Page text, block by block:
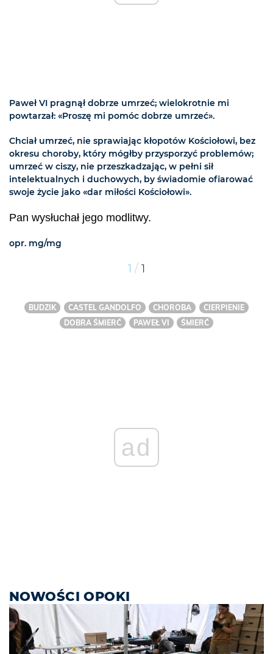
Paweł VI pragnął dobrze umrzeć; wielokrotnie mi
powtarzał: «Proszę mi pomóc dobrze umrzeć».
Chciał umrzeć, nie sprawiając kłopotów Kościołowi, bez
okresu choroby, który mógłby przysporzyć problemów;
umrzeć w ciszy, nie przeszkadzając, w pełni sił
intelektualnych i duchowych, by świadomie ofiarować
swoje życie jako «dar miłości Kościołowi».
Pan wysłuchał jego modlitwy.
opr. mg/mg
1 / 1
BUDZIK CASTEL GANDOLFO CHOROBA
CIERPIENIE
DOBRA ŚMIERĆ
PAWEŁ VI ŚMIERĆ
ad
NOWOŚCI OPOKI